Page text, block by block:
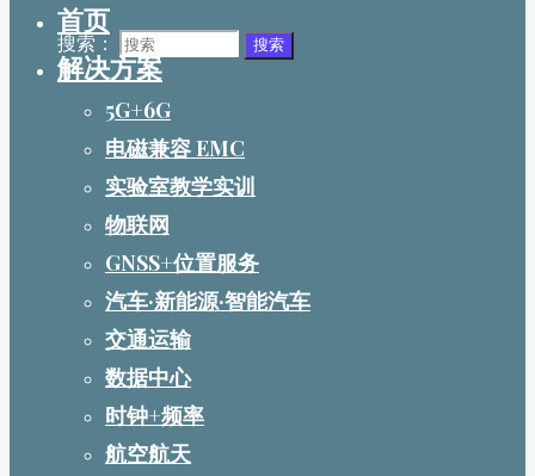
搜索： 搜索
首页
解决方案
5G+6G
电磁兼容 EMC
实验室教学实训
物联网
GNSS+位置服务
汽车·新能源·智能汽车
交通运输
数据中心
时钟+频率
航空航天